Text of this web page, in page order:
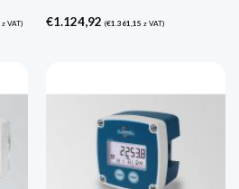
z VAT) €1.124,92 (€1.361,15 z VAT)